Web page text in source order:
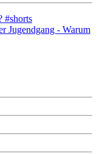
#shorts
Jugendgang - Warum